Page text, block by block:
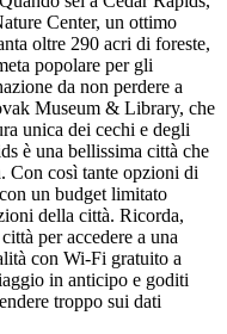
Center, un ottimo
oltre 290 acri di foreste,
popolare per gli
da non perdere a
Museum & Library, che
unica dei cechi e degli
è una bellissima città che
Con così tante opzioni di
un budget limitato
della città. Ricorda,
per accedere a una
con Wi-Fi gratuito a
in anticipo e goditi
troppo sui dati